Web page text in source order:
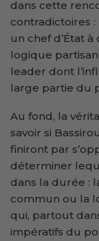
dans cette
contradictoires
un chef d’État
logique
leader dont
large partie du
Au fond, la
savoir si
finiront par
déterminer
dans la durée :
commun ou la
qui, partout
impératifs du